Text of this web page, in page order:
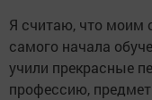
Я считаю, что моим
самого начала
учили прекрасные
профессию, предмет